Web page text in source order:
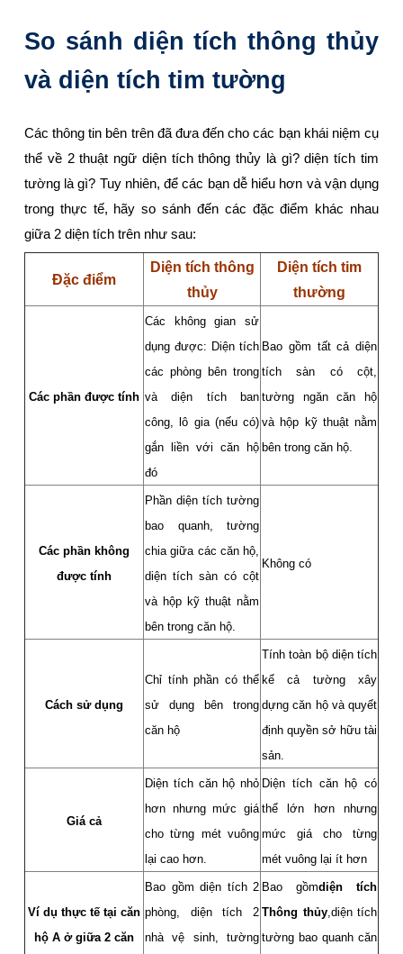
So sánh diện tích thông thủy
và diện tích tim tường
Các thông tin bên trên đã đưa đến cho các bạn khái niệm cụ
thể về 2 thuật ngữ diện tích thông thủy là gì? diện tích tim
tường là gì? Tuy nhiên, để các bạn dễ hiểu hơn và vận dụng
trong thực tế, hãy so sánh đến các đặc điểm khác nhau
giữa 2 diện tích trên như sau:
Đặc điểm
Diện tích thông
thủy
Diện tích tim
thường
Các phần được tính
Các không gian sử
dụng được: Diện tích
các phòng bên trong
và diện tích ban
công, lô gia (nếu có)
gắn liền với căn hộ
đó
Bao gồm tất cả diện
tích sàn có cột,
tường ngăn căn hộ
và hộp kỹ thuật nằm
bên trong căn hộ.
Các phần không
được tính
Phần diện tích tường
bao quanh, tường
chia giữa các căn hộ,
diện tích sàn có cột
và hộp kỹ thuật nằm
bên trong căn hộ.
Không có
Cách sử dụng
Chỉ tính phần có thể
sử dụng bên trong
căn hộ
Tính toàn bộ diện tích
kể cả tường xây
dựng căn hộ và quyết
định quyền sở hữu tài
sản.
Giá cả
Diện tích căn hộ nhỏ
hơn nhưng mức giá
cho từng mét vuông
lại cao hơn.
Diện tích căn hộ có
thể lớn hơn nhưng
mức giá cho từng
mét vuông lại ít hơn
Ví dụ thực tế tại căn
hộ A ở giữa 2 căn
Bao gồm diện tích 2
phòng, diện tích 2
nhà vệ sinh, tường
Bao gồmdiện tích
Thông thủy,diện tích
tường bao quanh căn